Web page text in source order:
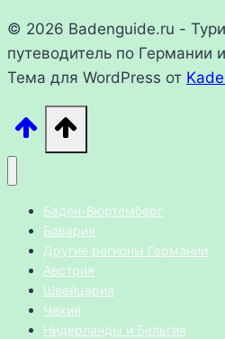
© 2026 Badenguide.ru -
путеводитель по Германии
Тема для WordPress от
Баден-Вюртемберг
Бавария
Другие регионы Германии
Австрия
Швейцария
Чехия
Нидерланды и Бельгия